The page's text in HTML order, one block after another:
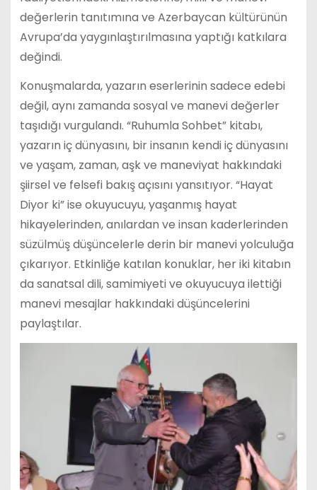
değerlerin tanıtımına ve Azerbaycan kültürünün
Avrupa’da yaygınlaştırılmasına yaptığı katkılara
değindi.
Konuşmalarda, yazarın eserlerinin sadece edebi
değil, aynı zamanda sosyal ve manevi değerler
taşıdığı vurgulandı. “Ruhumla Sohbet” kitabı,
yazarın iç dünyasını, bir insanın kendi iç dünyasını
ve yaşam, zaman, aşk ve maneviyat hakkındaki
şiirsel ve felsefi bakış açısını yansıtıyor. “Hayat
Diyor ki” ise okuyucuyu, yaşanmış hayat
hikayelerinden, anılardan ve insan kaderlerinden
süzülmüş düşüncelerle derin bir manevi yolculuğa
çıkarıyor. Etkinliğe katılan konuklar, her iki kitabın
da sanatsal dili, samimiyeti ve okuyucuya ilettiği
manevi mesajlar hakkındaki düşüncelerini
paylaştılar.